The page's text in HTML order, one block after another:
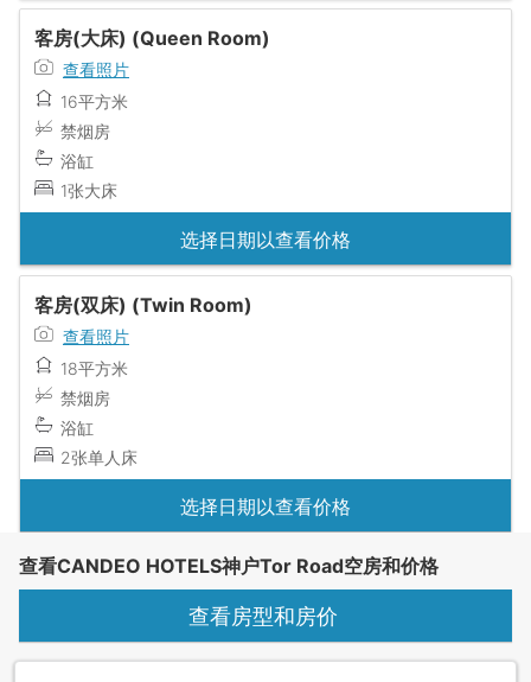
客房(大床) (Queen Room)
查看照片
16平方米
禁烟房
浴缸
1张大床
选择日期以查看价格
客房(双床) (Twin Room)
查看照片
18平方米
禁烟房
浴缸
2张单人床
选择日期以查看价格
查看CANDEO HOTELS神户Tor Road空房和价格
查看房型和房价